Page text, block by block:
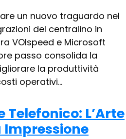
un nuovo traguardo nel
del centralino in
VOIspeed e Microsoft
passo consolida la
la produttività
operativi...
Telefonico: L’Arte
Impressione